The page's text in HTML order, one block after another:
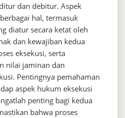
dan debitur. Aspek
hal, termasuk
diatur secara ketat oleh
dan kewajiban kedua
eksekusi, serta
nilai jaminan dan
Pentingnya pemahaman
aspek hukum eksekusi
penting bagi kedua
bahwa proses